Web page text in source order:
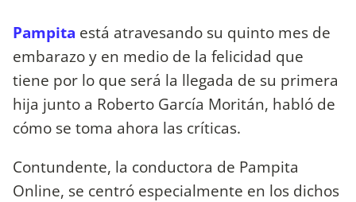
Pampita está atravesando su quinto mes de
embarazo y en medio de la felicidad que
tiene por lo que será la llegada de su primera
hija junto a Roberto García Moritán, habló de
cómo se toma ahora las críticas.
Contundente, la conductora de Pampita
Online, se centró especialmente en los dichos